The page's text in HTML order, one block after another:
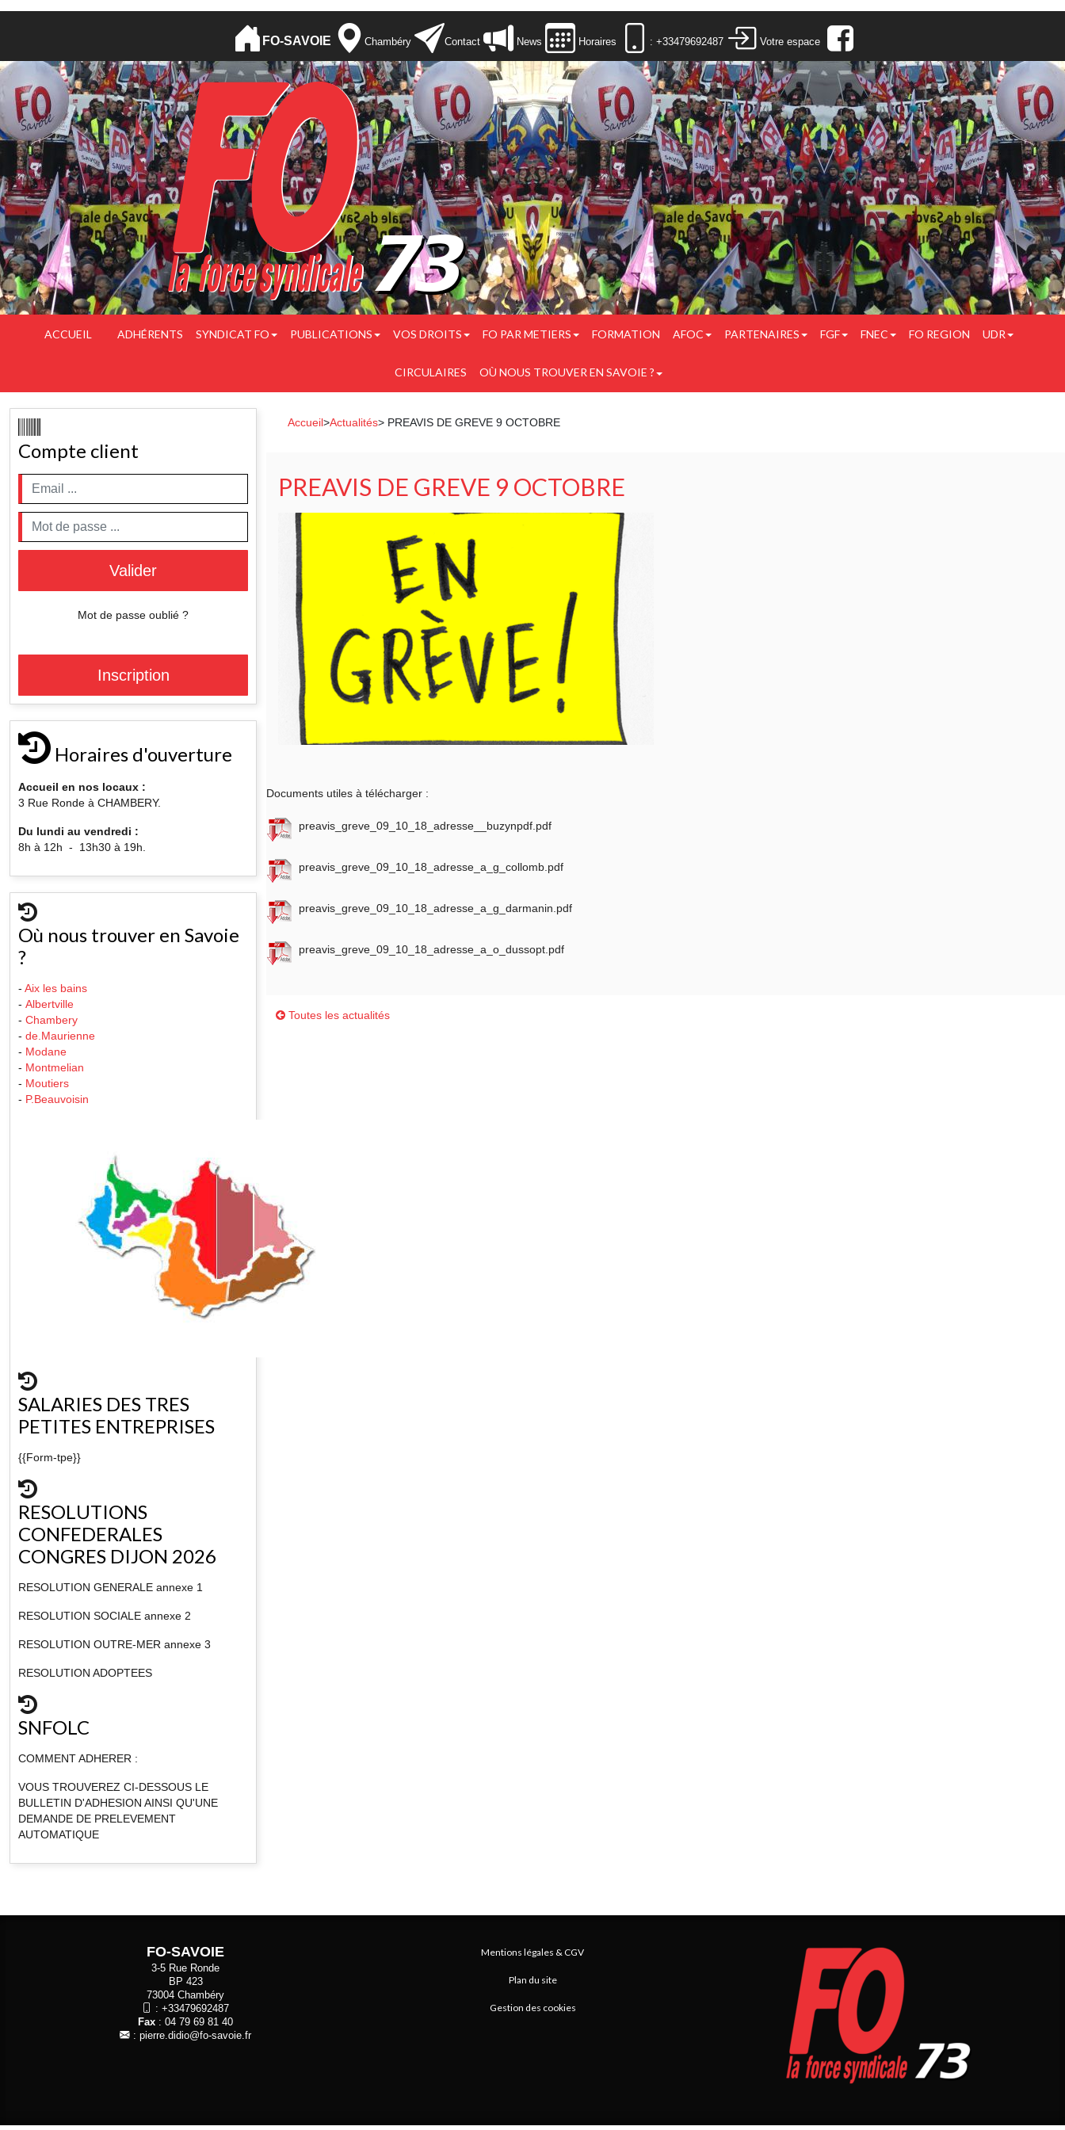
FO-SAVOIE Chambéry Contact News Horaires : +33479692487 Votre espace
ACCUEIL ADHÉRENTS SYNDICAT FO PUBLICATIONS VOS DROITS FO PAR METIERS FORMATION AFOC PARTENAIRES FGF FNEC FO REGION UDR
CIRCULAIRES OÙ NOUS TROUVER EN SAVOIE ?
Accueil>Actualités> PREAVIS DE GREVE 9 OCTOBRE
PREAVIS DE GREVE 9 OCTOBRE
Documents utiles à télécharger :
preavis_greve_09_10_18_adresse__buzynpdf.pdf
preavis_greve_09_10_18_adresse_a_g_collomb.pdf
preavis_greve_09_10_18_adresse_a_g_darmanin.pdf
preavis_greve_09_10_18_adresse_a_o_dussopt.pdf
Toutes les actualités
Compte client
Valider
Mot de passe oublié ?
Inscription
Horaires d'ouverture
Accueil en nos locaux :
3 Rue Ronde à CHAMBERY.
Du lundi au vendredi :
8h à 12h - 13h30 à 19h.
Où nous trouver en Savoie
?
- Aix les bains
- Albertville
- Chambery
- de.Maurienne
- Modane
- Montmelian
- Moutiers
- P.Beauvoisin
SALARIES DES TRES
PETITES ENTREPRISES
{{Form-tpe}}
RESOLUTIONS
CONFEDERALES
CONGRES DIJON 2026
RESOLUTION GENERALE annexe 1
RESOLUTION SOCIALE annexe 2
RESOLUTION OUTRE-MER annexe 3
RESOLUTION ADOPTEES
SNFOLC
COMMENT ADHERER :
VOUS TROUVEREZ CI-DESSOUS LE
BULLETIN D'ADHESION AINSI QU'UNE
DEMANDE DE PRELEVEMENT
AUTOMATIQUE
FO-SAVOIE
3-5 Rue Ronde
BP 423
73004 Chambéry
: +33479692487
Fax : 04 79 69 81 40
: pierre.didio@fo-savoie.fr
Mentions légales & CGV
Plan du site
Gestion des cookies